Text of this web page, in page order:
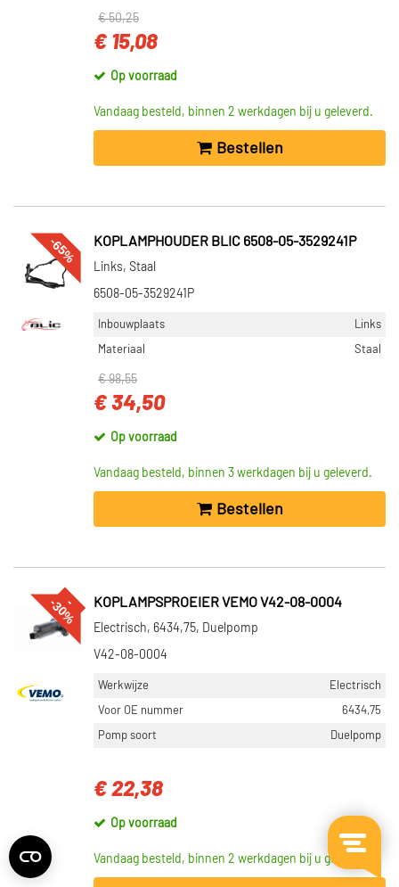
€ 50,25
€ 15,08
Op voorraad
Vandaag besteld, binnen 2 werkdagen bij u geleverd.
Bestellen
-65% KOPLAMPHOUDER BLIC 6508-05-3529241P
Links, Staal
6508-05-3529241P
Inbouwplaats
Links
Materiaal
Staal
€ 98,55
€ 34,50
Op voorraad
Vandaag besteld, binnen 3 werkdagen bij u geleverd.
Bestellen
--
3
0
% KOPLAMPSPROEIER VEMO V42-08-0004
Electrisch, 6434,75, Duelpomp
V42-08-0004
Werkwijze
Electrisch
Voor OE nummer
6434,75
Pomp soort
Duelpomp
€ 22,38
Op voorraad
Vandaag besteld, binnen 2 werkdagen bij u geleverd.